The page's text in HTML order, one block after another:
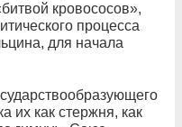
кровососов»,
процесса
для начала
их как стержня, как